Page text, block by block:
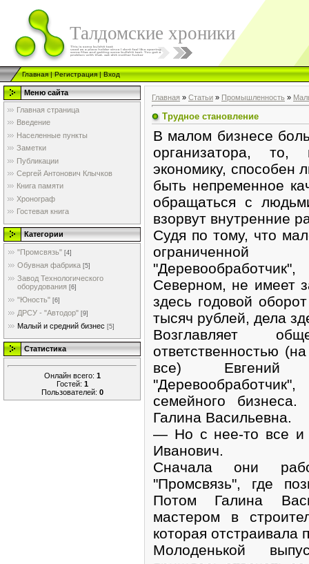
Талдомские хроники
Главная|Регистрация|Вход
Меню сайта
Главная страница
Введение
Населенные пункты
Заметки
Публикации
Сергей Антонович Клычков
Книга памяти
Хронограф
Гостевая книга
Категории
"Промсвязь" [4]
Обувная фабрика [5]
Завод Технологического
оборудования [6]
"Юность" [6]
ДРСУ - "Автодор" [9]
Малый и средний бизнес [5]
Статистика
Онлайн всего: 1
Гостей: 1
Пользователей: 0
Главная » Статьи » Промышленность »
Трудное становление
В малом бизнесе
организатора,
экономику, способен
быть непременное
обращаться с
взорвут внутренние
Судя по тому, что
Северном, не имеет
здесь годовой
тысяч рублей, дела
Возглавляет
ответственностью
все) Евгений
семейного бизнеса.
Галина Васильевна.
— Но с нее-то все и
Иванович.
Сначала они
"Промсвязь", где
Потом Галина
мастером в
которая отстраивала
Молоденькой